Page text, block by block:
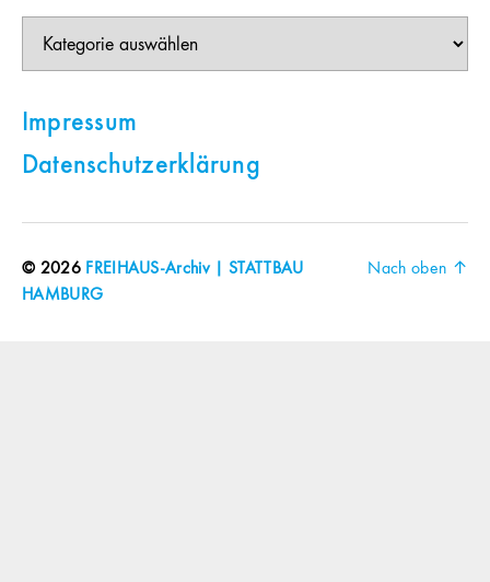
Impressum
Datenschutzerklärung
© 2026 FREIHAUS-Archiv | STATTBAU
HAMBURG
Nach oben ↑